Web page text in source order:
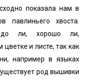
показала нам в
павлиньего хвоста.
ли, хорошо ли,
и листе, так как
например в языках
род вышивки